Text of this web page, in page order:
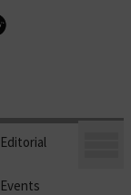
Editorial
Events